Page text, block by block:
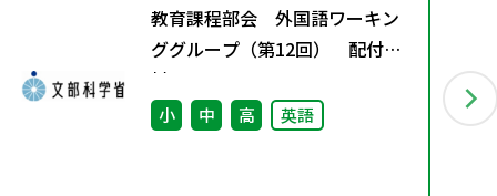
教育課程部会 外国語ワーキン
ググループ（第12回） 配付資
料
小 中 高 英語